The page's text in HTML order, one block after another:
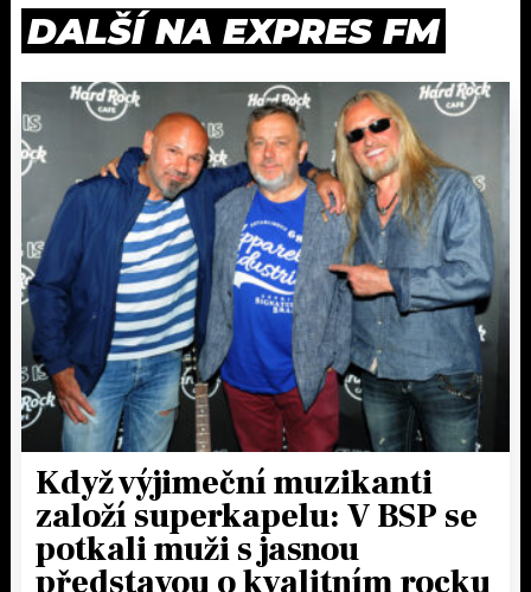
DALŠÍ NA EXPRES FM
Když výjimeční muzikanti
založí superkapelu: V BSP se
potkali muži s jasnou
představou o kvalitním rocku